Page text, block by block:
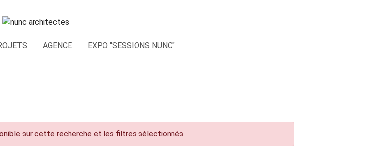
AGENCE EXPO "SESSIONS NUNC"
sur cette recherche et les filtres sélectionnés